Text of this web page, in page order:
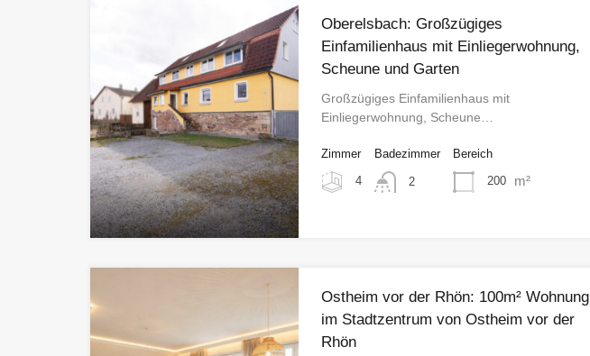
Oberelsbach: Großzügiges
Einfamilienhaus mit Einliegerwohnung,
Scheune und Garten
Großzügiges Einfamilienhaus mit
Einliegerwohnung, Scheune…
Zimmer
4
Badezimmer
2
Bereich
200 m²
Ostheim vor der Rhön: 100m² Wohnung
im Stadtzentrum von Ostheim vor der
Rhön